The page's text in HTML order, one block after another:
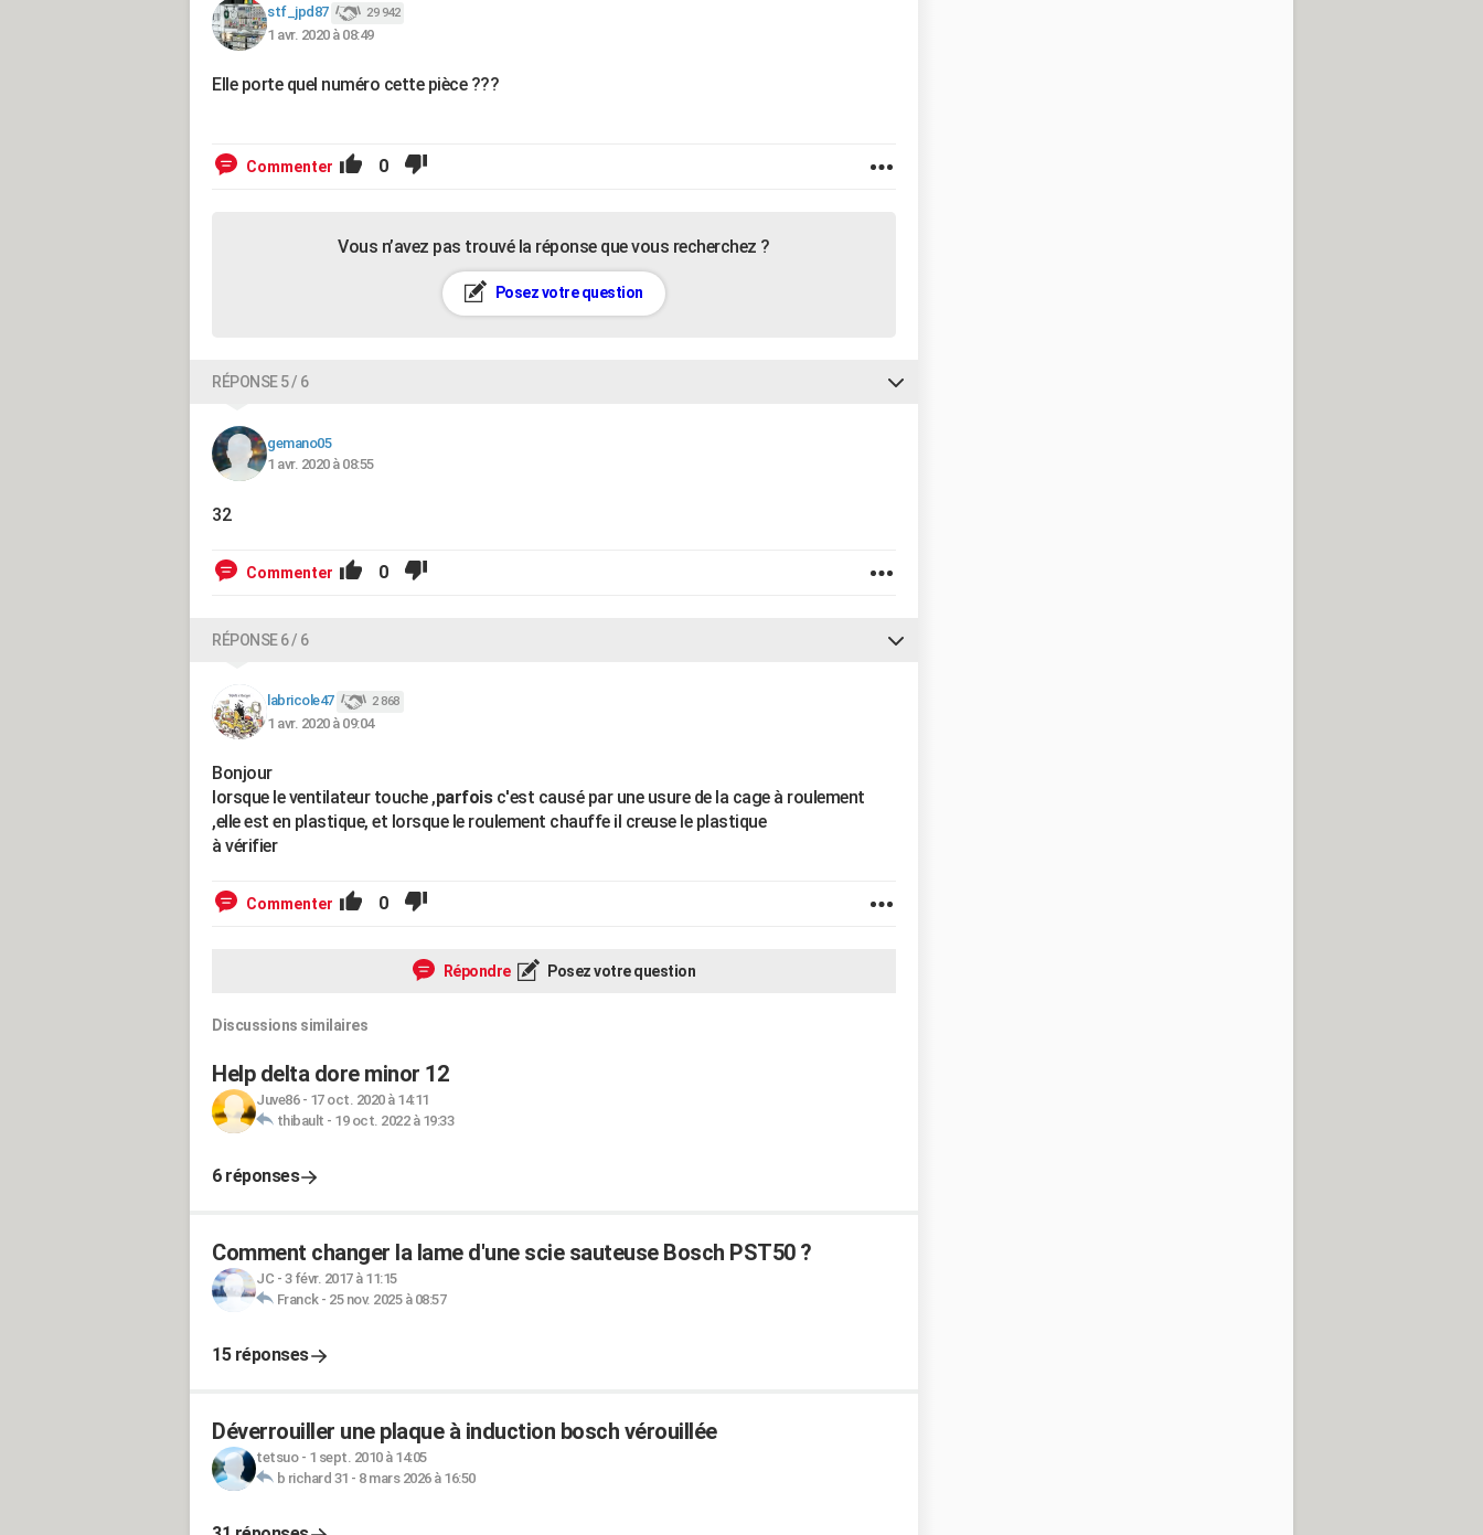
stf_jpd87 29 942
1 avr. 2020 à 08:49
Elle porte quel numéro cette pièce ???
Commenter 0
Vous n’avez pas trouvé la réponse que vous recherchez ?
Posez votre question
RÉPONSE 5 / 6
gemano05
1 avr. 2020 à 08:55
32
Commenter 0
RÉPONSE 6 / 6
labricole47 2 868
1 avr. 2020 à 09:04
Bonjour
lorsque le ventilateur touche ,parfois c'est causé par une usure de la cage à roulement
,elle est en plastique, et lorsque le roulement chauffe il creuse le plastique
à vérifier
Commenter 0
Répondre Posez votre question
Discussions similaires
Help delta dore minor 12
Juve86- 17 oct. 2020 à 14:11
thibault - 19 oct. 2022 à 19:33
6 réponses
Comment changer la lame d'une scie sauteuse Bosch PST50 ?
JC - 3 févr. 2017 à 11:15
Franck- 25 nov. 2025 à 08:57
15 réponses
Déverrouiller une plaque à induction bosch vérouillée
tetsuo- 1 sept. 2010 à 14:05
b richard 31 - 8 mars 2026 à 16:50